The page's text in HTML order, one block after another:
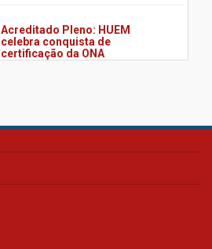
Acreditado Pleno: HUEM
celebra conquista de
certificação da ONA
HUEM é o primeiro hospital do
UTI's inteligentes